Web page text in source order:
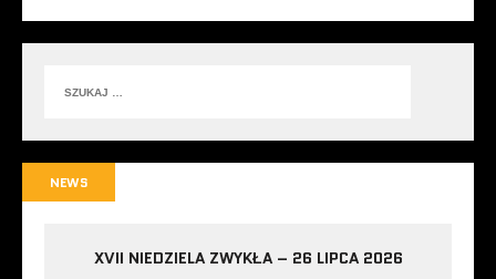
NEWS
XVII NIEDZIELA ZWYKŁA – 26 LIPCA 2026